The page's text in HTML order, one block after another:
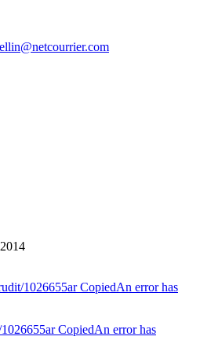
1026655arCopiedAn error has
CopiedAn error has